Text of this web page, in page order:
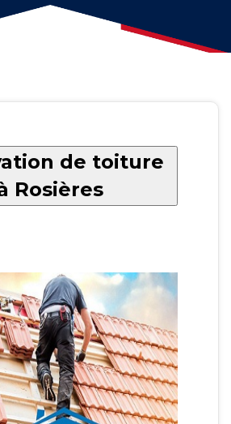
de toiture
Rosières